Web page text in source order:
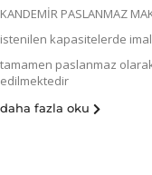
KANDEMİR PASLANMAZ
istenilen kapasitelerde
tamamen paslanmaz
edilmektedir
daha fazla oku